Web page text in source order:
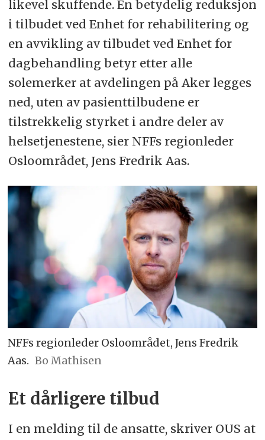
likevel skuffende. En betydelig reduksjon
i tilbudet ved Enhet for rehabilitering og
en avvikling av tilbudet ved Enhet for
dagbehandling betyr etter alle
solemerker at avdelingen på Aker legges
ned, uten av pasienttilbudene er
tilstrekkelig styrket i andre deler av
helsetjenestene, sier NFFs regionleder
Osloområdet, Jens Fredrik Aas.
NFFs regionleder Osloområdet, Jens Fredrik
Aas. Bo Mathisen
Et dårligere tilbud
I en melding til de ansatte, skriver OUS at